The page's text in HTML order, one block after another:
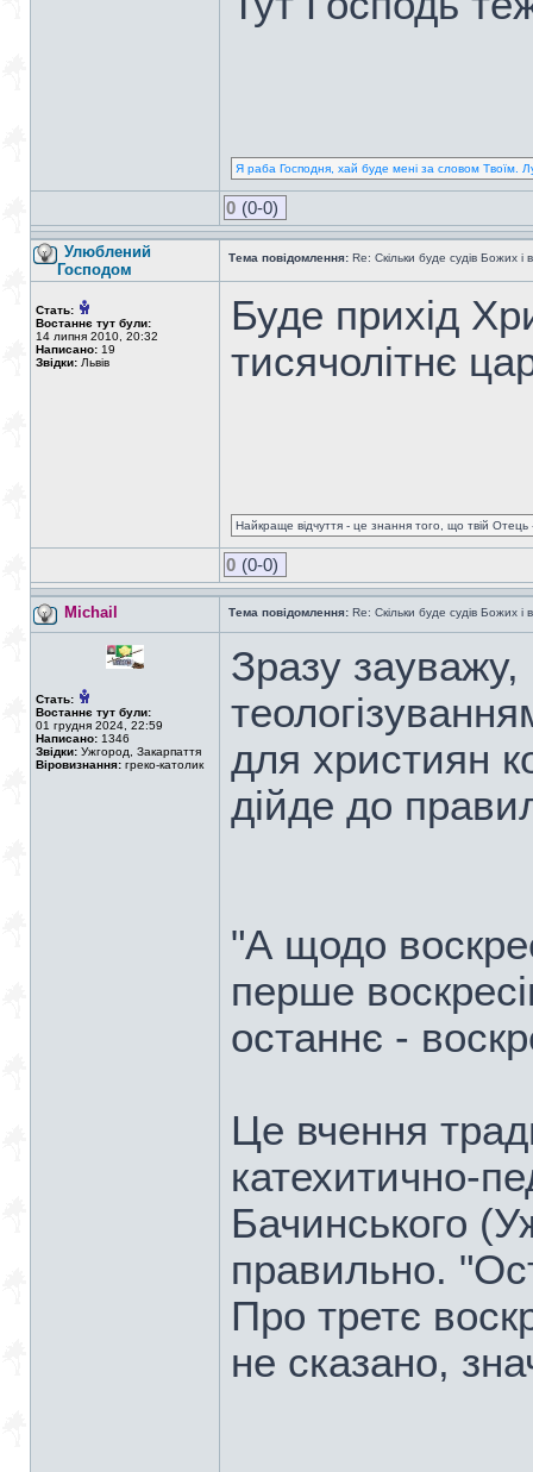
Я раба Господня, хай буде мені за словом Твоїм.
0 (0-0)
Улюблений
Господом
Тема повідомлення: Re: Скільки буде судів Божих і
Стать:
Востаннє тут були:
14 липня 2010, 20:32
Написано: 19
Звідки: Львів
Буде прихід
тисячолітнє
Найкраще відчуття - це знання того, що твій Отець
0 (0-0)
Michail Тема повідомлення: Re: Скільки буде судів Божих і
Стать:
Востаннє тут були:
01 грудня 2024, 22:59
Написано: 1346
Звідки: Ужгород, Закарпаття
Віровизнання: греко-католик
Зразу
для християн
дійде до
"А щодо
перше
останнє -
Це вчення
катехитично-
Бачинського
правильно.
Про третє
не сказано,